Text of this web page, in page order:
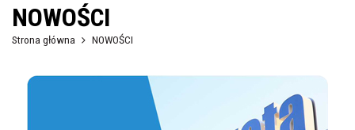
NOWOŚCI
Strona główna NOWOŚCI